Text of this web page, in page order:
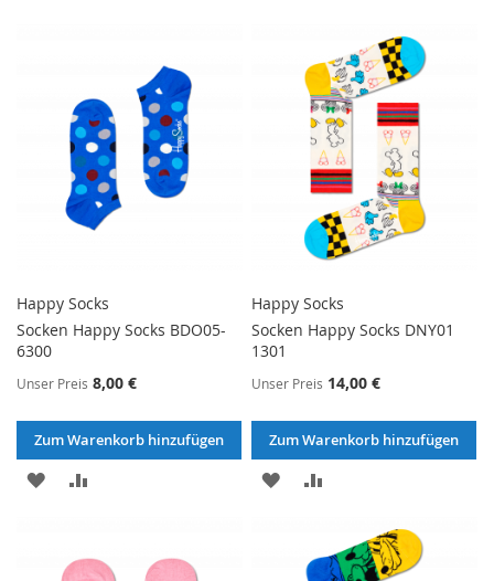
HINZUFÜGEN
HINZUFÜGEN
HINZUFÜGEN
Happy Socks
Socken Happy Socks BDO05-
6300
Unser Preis 8,00 €
Zum Warenkorb hinzufügen
ZUR
HINZUFÜGEN
HINZUFÜGEN
Happy Socks
Socken Happy Socks DNY01
1301
Unser Preis 14,00 €
Zum Warenkorb hinzufügen
ZUR
HINZUFÜGEN
HINZUFÜGEN